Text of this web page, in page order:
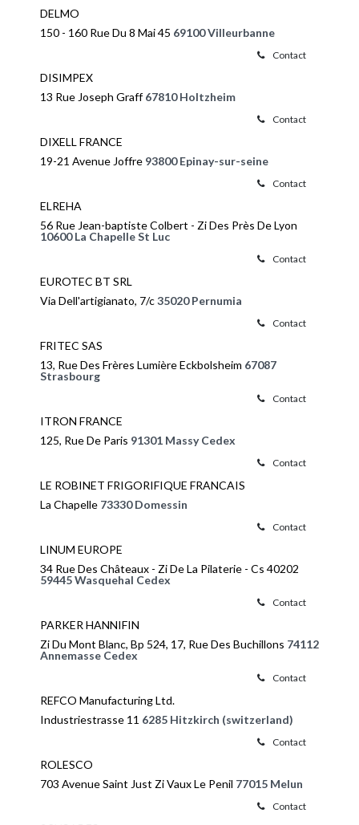
DELMO
150 - 160 Rue Du 8 Mai 45 69100 Villeurbanne
Contact
DISIMPEX
13 Rue Joseph Graff67810 Holtzheim
Contact
DIXELL FRANCE
19-21 Avenue Joffre 93800 Epinay-sur-seine
Contact
ELREHA
56 Rue Jean-baptiste Colbert - Zi Des Près De Lyon
10600 La Chapelle St Luc
Contact
EUROTEC BT SRL
Via Dell'artigianato, 7/c35020 Pernumia
Contact
FRITEC SAS
13, Rue Des Frères Lumière Eckbolsheim 67087
Strasbourg
Contact
ITRON FRANCE
125, Rue De Paris 91301 Massy Cedex
Contact
LE ROBINET FRIGORIFIQUE FRANCAIS
La Chapelle 73330 Domessin
Contact
LINUM EUROPE
34 Rue Des Châteaux - Zi De La Pilaterie - Cs 40202
59445 Wasquehal Cedex
Contact
PARKER HANNIFIN
Zi Du Mont Blanc, Bp 524, 17, Rue Des Buchillons 74112
Annemasse Cedex
Contact
REFCO Manufacturing Ltd.
Industriestrasse 11 6285 Hitzkirch (switzerland)
Contact
ROLESCO
703 Avenue Saint Just Zi Vaux Le Penil 77015 Melun
Contact